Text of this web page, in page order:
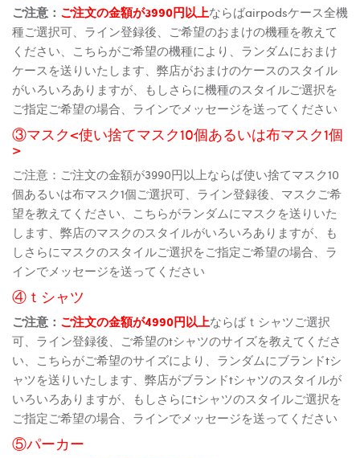
ご注意： ご注文の金額が3990円以上ならばairpodsケース全機
種ご選択可、ライン登録後、ご希望のおまけの機種を教えて
ください、こちらがご希望の機種により、ランダムにおまけ
ケースを送りいたします、弊店がおまけのケースのスタイル
がいろいろありますが、もしさらに機種のスタイルご選択を
ご指定ご希望の場合、ラインでメッセージを送ってください
③マスク<使い捨てマスク10個あるいは布マスク1個
>
ご注意：ご注文の金額が3990円以上ならば使い捨てマスク10
個あるいは布マスク1個ご選択可、ライン登録後、マスクご希
望を教えてください、こちらがランダムにマスクを送りいた
します、弊店のマスクのスタイルがいろいろありますが、も
しさらにマスクのスタイルご選択をご指定ご希望の場合、ラ
インでメッセージを送ってください
④ｔシャツ
ご注意： ご注文の金額が4990円以上ならばｔシャツご選択
可、ライン登録後、ご希望のtシャツのサイズを教えてくださ
い、こちらがご希望のサイズにより、ランダムにブランドtシ
ャツを送りいたします、弊店がブランドtシャツのスタイルが
いろいろありますが、もしさらにtシャツのスタイルご選択を
ご指定ご希望の場合、ラインでメッセージを送ってください
⑤パーカー